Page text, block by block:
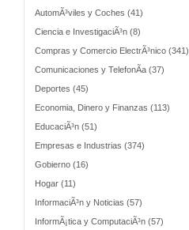
AutomÃ³viles y Coches (41)
Ciencia e InvestigaciÃ³n (8)
Compras y Comercio ElectrÃ³nico (341)
Comunicaciones y TelefonÃ­a (37)
Deportes (45)
Economia, Dinero y Finanzas (113)
EducaciÃ³n (51)
Empresas e Industrias (374)
Gobierno (16)
Hogar (11)
InformaciÃ³n y Noticias (57)
InformÃ¡tica y ComputaciÃ³n (57)